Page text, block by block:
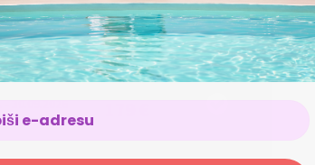
na Bjelašnici